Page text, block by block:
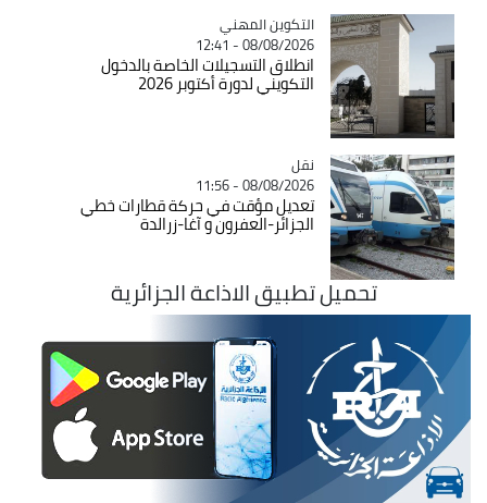
Catégorie
التكوين المهني
08/08/2026 - 12:41
انطلاق التسجيلات الخاصة بالدخول
التكويني لدورة أكتوبر 2026
Catégorie
نقل
08/08/2026 - 11:56
تعديل مؤقت في حركة قطارات خطي
الجزائر-العفرون و آغا-زرالدة
تحميل تطبيق الاذاعة الجزائرية